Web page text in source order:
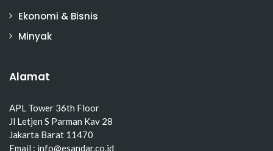
Ekonomi & Bisnis
Minyak
Alamat
APL Tower 36th Floor
Jl Letjen S Parman Kav 28
Jakarta Barat 11470
Email : info@esandar.co.id